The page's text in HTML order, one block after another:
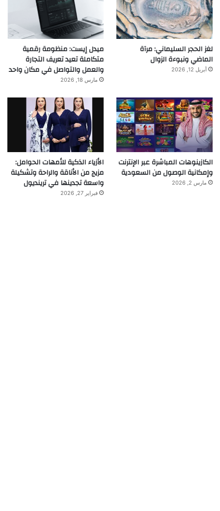
لغز الحجر السليماني: مرآة
الماضي ونبوءة الزوال
أبريل 12, 2026
ميدل إيست: منظومة رقمية
متكاملة تعيد تعريف التجارة
والعمل والتواصل في مكان واحد
مارس 18, 2026
الكازينوهات المباشرة عبر الإنترنت
وإمكانية الوصول من السعودية
مارس 2, 2026
الأزياء الذكية للأمهات الحوامل:
مزيج من الأناقة والراحة وتشكيلة
واسعة تجدينها في ترينديول
فبراير 27, 2026